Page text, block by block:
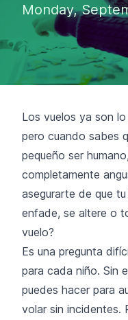
Monday,
Los vuelos ya son
pero cuando sabes
pequeño ser
completamente
asegurarte de que
enfade, se altere o
vuelo?
Es una pregunta
para cada niño. Sin
puedes hacer para
volar sin incidentes.